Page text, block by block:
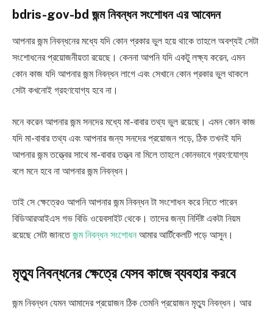
bdris-gov-bd জন্ম নিবন্ধন সংশোধন এর আবেদন
আপনার জন্ম নিবন্ধনের মধ্যে যদি কোন প্রকার ভুল হয়ে থাকে তাহলে অবশ্যই সেটা
সংশোধনের প্রয়োজনীয়তা রয়েছে। কেননা আপনি যদি একটু লক্ষ্য করেন, এমন
কোন কাজ যদি আপনার জন্ম নিবন্ধন লাগে এবং সেখানে কোন প্রকার ভুল থাকলে
সেটা কখনোই গ্রহণযোগ্য হবে না।
মনে করেন আপনার জন্ম সনদের মধ্যে মা-বাবার তথ্য ভুল রয়েছে। এমন কোন কাজ
যদি মা-বাবার তথ্য এবং আপনার জন্য সনদের প্রয়োজন পড়ে, ঠিক তখনই যদি
আপনার জন্ম তত্ত্বের সাথে মা-বাবার তত্ত্ব না মিলে তাহলে কোনভাবে গ্রহণযোগ্য
বলে মনে হবে না আপনার জন্ম নিবন্ধন।
তাই সে ক্ষেত্রেও আপনি আপনার জন্ম নিবন্ধন টা সংশোধন করে নিতে পারেন
বিডিআরআইএস গভ বিডি ওয়েবসাইট থেকে। তাদের জন্য নির্দিষ্ট একটা নিয়ম
রয়েছে সেটা জানতেজন্ম নিবন্ধন সংশোধন আমার আর্টিকেলটি পড়ে আসুন।
মৃত্যু নিবন্ধনের ক্ষেত্রে যেসব কাজে ব্যবহার করবে
জন্ম নিবন্ধন যেমন আমাদের প্রয়োজন ঠিক তেমনি প্রয়োজন মৃত্যু নিবন্ধন। আর